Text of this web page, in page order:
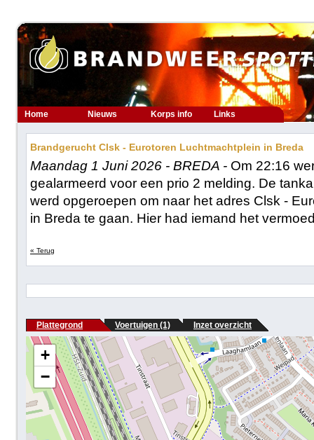
Home Nieuws Korps info Links
Brandgerucht Clsk - Eurotoren Luchtmachtplein in Breda
Maandag 1 Juni 2026 - BREDA - Om 22:16
gealarmeerd voor een prio 2 melding. De
werd opgeroepen om naar het adres Clsk -
in Breda te gaan. Hier had iemand het
« Terug
Plattegrond Voertuigen (1) Inzet overzicht
+
−